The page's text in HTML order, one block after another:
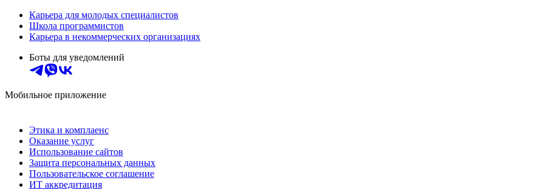
Карьера для молодых специалистов
Школа программистов
Карьера в некоммерческих организациях
Боты для уведомлений
Мобильное приложение
Этика и комплаенс
Оказание услуг
Использование сайтов
Защита персональных данных
Пользовательское соглашение
ИТ аккредитация